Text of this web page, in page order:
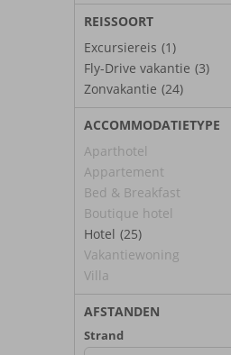
REISSOORT
Excursiereis (1)
Fly-Drive vakantie (3)
Zonvakantie (24)
ACCOMMODATIETYPE
Aparthotel
Appartement
Bed & Breakfast
Boutique hotel
Hotel (25)
Vakantiewoning
Villa
AFSTANDEN
Strand